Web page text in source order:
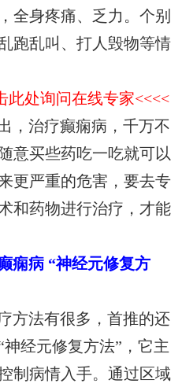
全身疼痛、乏力。个别
跑乱叫、打人毁物等情
此处询问在线专家<<<<
，治疗癫痫病，千万不
意买些药吃一吃就可以
更严重的危害，要去专
和药物进行治疗，才能
痫病 “神经元修复方
方法有很多，首推的还
经元修复方法”，它主
制病情入手。通过区域